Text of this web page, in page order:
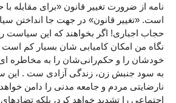
نامه از ضرورت تغییر قانون «برای
است. «تغییر قانون» در جهت جا
حجاب اجباری! اگر بخواهند که این سیاست
نگاه من امکان کامیابی شان بسیار کم
خودشان را و حکم‌رانی‌شان را به مخاطره
به سود جنبش زن، زندگی آزادی ست . این
نارضایتی مردم و جامعه مدنی را دامن خواهد
اجتماعی را تشدید خواهد کرد، بلکه